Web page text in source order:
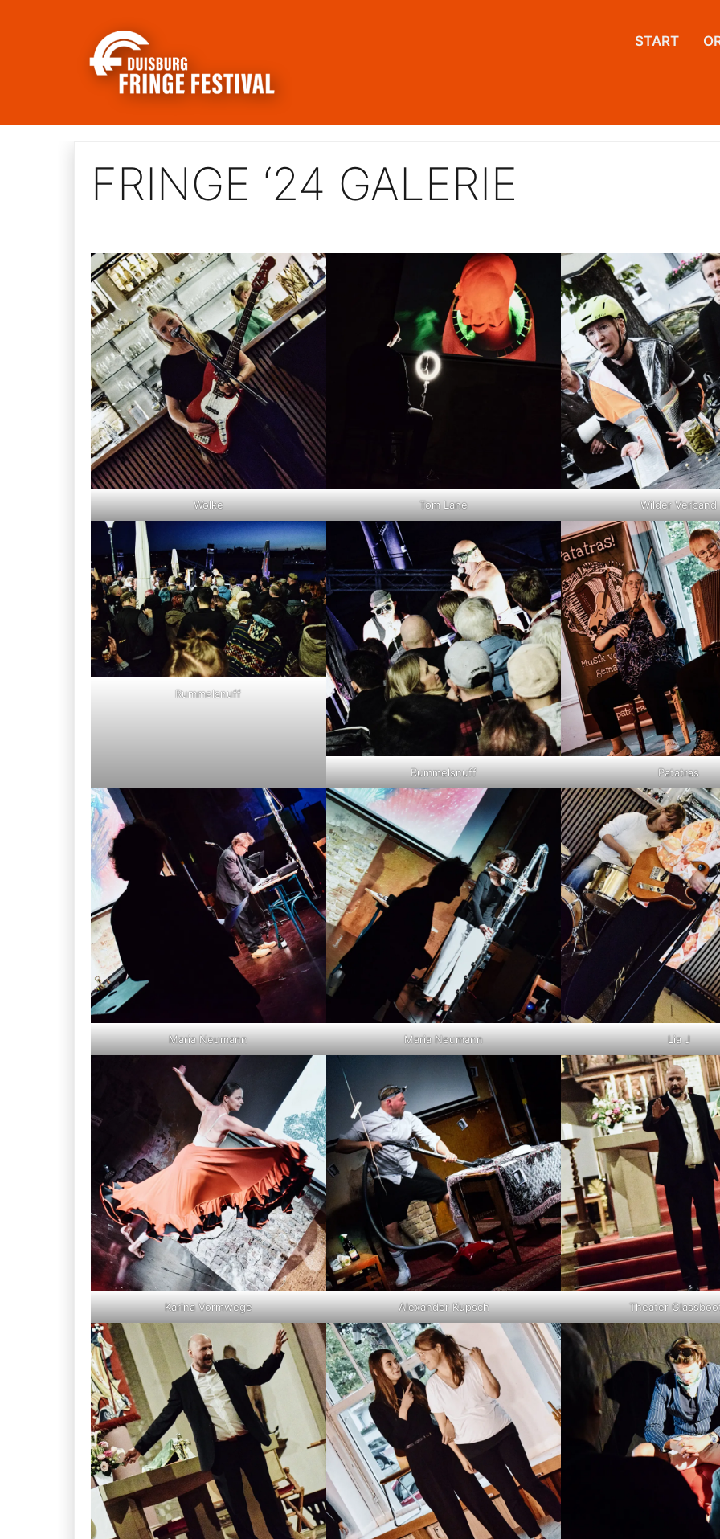
START
FRINGE ‘24 GALERIE
Wolke Tom Lane Wilder Verband
Rummelsnuff
Rummelsnuff Patatras
Maria Neumann Maria Neumann Lia J
Karina Vormwege Alexander Kupsch Theater